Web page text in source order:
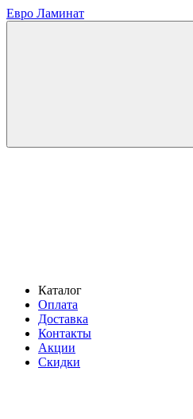
Евро Ламинат
Каталог
Оплата
Доставка
Контакты
Акции
Скидки